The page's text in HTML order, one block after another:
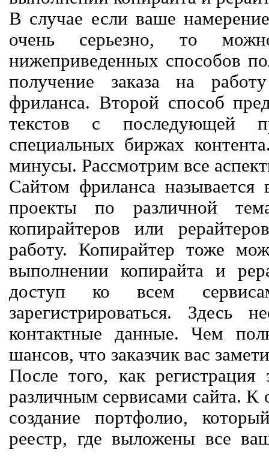
В случае если ваше
очень серьезно, то
нижеприведенных способов
получение заказа на
фриланса. Второй способ
текстов с последующей
специальных биржах
минусы. Рассмотрим все
Сайтом фриланса называется
проекты по различной
копирайтеров или
работу. Копирайтер тоже
выполнении копирайта и
доступ ко всем
зарегистрироваться. Здесь
контактные данные. Чем
шансов, что заказчик вас
После того, как регистрация
различным сервисами сайта. К
создание портфолио,
реестр, где выложены все